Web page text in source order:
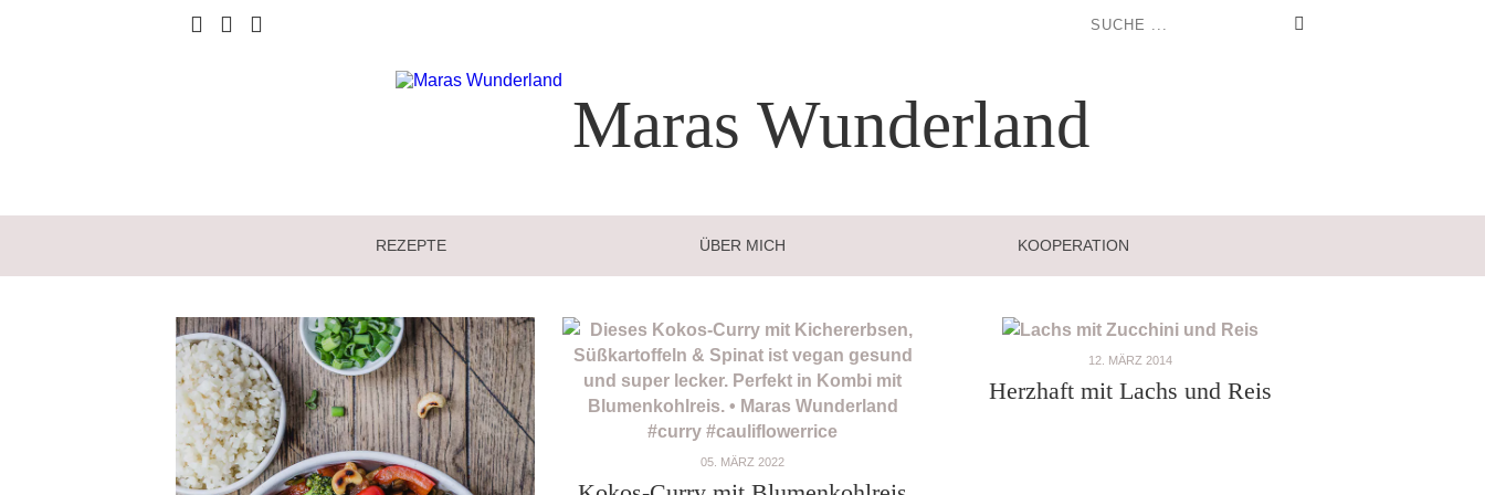
Maras Wunderland
REZEPTE ÜBER MICH KOOPERATION
05. MÄRZ 2022
12. MÄRZ 2014
Herzhaft mit Lachs und Reis